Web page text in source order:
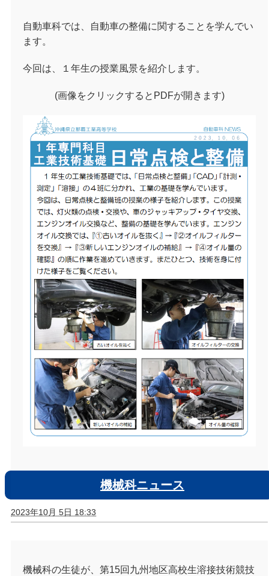
自動車科では、自動車の整備に関することを学んでい
ます。
今回は、１年生の授業風景を紹介します。
(画像をクリックするとPDFが開きます)
機械科ニュース
2023年10月 5日 18:33
機械科の生徒が、第15回九州地区高校生溶接技術競技